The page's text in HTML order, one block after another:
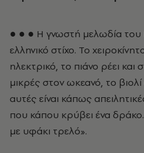
● ● ● Η γνωστή μελωδία
ελληνικό στίχο. Το
ηλεκτρικό, το πιάνο ρέει και
μικρές στον ωκεανό, το
αυτές είναι κάπως
που κάπου κρύβει ένα δράκο.
με υφάκι τρελό».